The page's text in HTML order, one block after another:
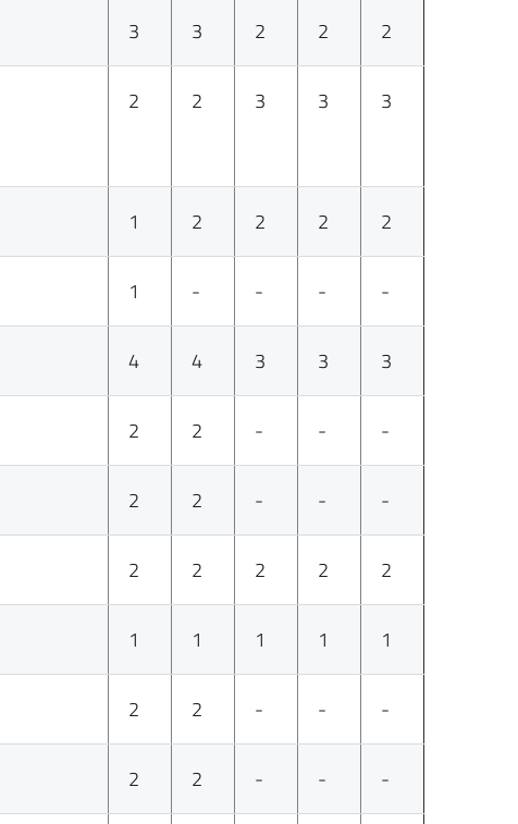
3 3 2 2 2
2 2 3 3 3
1 2 2 2 2
1 - - - -
4 4 3 3 3
2 2 - - -
2 2 - - -
2 2 2 2 2
1 1 1 1 1
2 2 - - -
2 2 - - -